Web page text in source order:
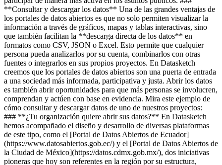
**Consultar y descargar los datos** Una de las grandes ventajas de
los portales de datos abiertos es que no solo permiten visualizar la
información a través de gráficos, mapas y tablas interactivas, sino
que también facilitan la **descarga directa de los datos** en
formatos como CSV, JSON o Excel. Esto permite que cualquier
persona pueda analizarlos por su cuenta, combinarlos con otras
fuentes o integrarlos en sus propios proyectos. En Datasketch
creemos que los portales de datos abiertos son una puerta de entrada
a una sociedad más informada, participativa y justa. Abrir los datos
es también abrir oportunidades para que más personas se involucren,
comprendan y actúen con base en evidencia. Mira este ejemplo de
cómo consultar y descargar datos de uno de nuestros proyectos:
### **¿Tu organización quiere abrir sus datos?** En Datasketch
hemos acompañado el diseño y desarrollo de diversas plataformas
de este tipo, como el [Portal de Datos Abiertos de Ecuador]
(https://www.datosabiertos.gob.ec/) y el [Portal de Datos Abiertos de
la Ciudad de México](https://datos.cdmx.gob.mx/), dos iniciativas
pioneras que hoy son referentes en la región por su estructura,